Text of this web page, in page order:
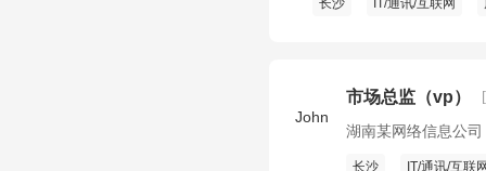
长沙 IT/通讯/互联网
John
市场总监（vp）
湖南某网络信息公司
长沙 IT/通讯/互联